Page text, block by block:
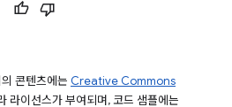
콘텐츠에는 Creative Commons
라이선스가 부여되며, 코드 샘플에는